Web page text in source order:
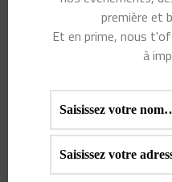
Etimo Murasaki
première et
Et en prime, nous
à